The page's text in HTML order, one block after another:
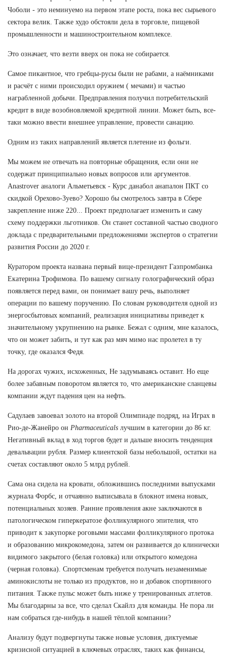
Чоболи - это неминуемо на первом этапе роста, пока вес сырьевого
сектора велик. Также худо обстояли дела в торговле, пищевой
промышленности и машиностроительном комплексе.
Это означает, что везти вверх он пока не собирается.
Самое пикантное, что гребцы-русы были не рабами, а наёмниками
и расчёт с ними происходил оружием ( мечами) и частью
награбленной добычи. Предправления получил потребительский
кредит в виде возобновляемой кредитной линии. Может быть, все-
таки можно ввести внешнее управление, провести санацию.
Одним из таких направлений является плетение из фольги.
Мы можем не отвечать на повторные обращения, если они не
содержат принципиально новых вопросов или аргументов.
Anastrover аналоги Альметьевск - Курс данабол анапалон ПКТ со
скидкой Орехово-Зуево? Хорошо бы смотрелось завтра в Сбере
закрепление ниже 220... Проект предполагает изменить и саму
схему поддержки льготников. Он станет составной частью сводного
доклада с предварительными предложениями экспертов о стратегии
развития России до 2020 г.
Куратором проекта названа первый вице-президент Газпромбанка
Екатерина Трофимова. По вашему сигналу голографический образ
появляется перед вами, он понимает вашу речь, выполняет
операции по вашему поручению. По словам руководителя одной из
энергосбытовых компаний, реализация инициативы приведет к
значительному укрупнению на рынке. Бежал с одним, мне казалось,
что он может забить, и тут как раз мяч мимо нас пролетел в ту
точку, где оказался Федя.
На дорогах чужих, исхоженных, Не задумываясь оставит. Но еще
более забавным поворотом является то, что американские сланцевы
компании ждут падения цен на нефть.
Садулаев завоевал золото на второй Олимпиаде подряд, на Играх в
Рио-де-Жанейро он Pharmaceuticals лучшим в категории до 86 кг.
Негативный вклад в ход торгов будет и дальше вносить тенденция
девальвации рубля. Размер клиентской базы небольшой, остатки на
счетах составляют около 5 млрд рублей.
Сама она сидела на кровати, обложившись последними выпусками
журнала Форбс, и отчаянно выписывала в блокнот имена новых,
потенциальных хозяев. Ранние проявления акне заключаются в
патологическом гиперкератозе фолликулярного эпителия, что
приводит к закупорке роговыми массами фолликулярного протока
и образованию микрокомедона, затем он развивается до клинически
видимого закрытого (белая головка) или открытого комедона
(черная головка). Спортсменам требуется получать незаменимые
аминокислоты не только из продуктов, но и добавок спортивного
питания. Также пульс может быть ниже у тренированных атлетов.
Мы благодарны за все, что сделал Скайлз для команды. Не пора ли
нам собраться где-нибудь в нашей тёплой компании?
Анализу будут подвергнуты также новые условия, диктуемые
кризисной ситуацией в ключевых отраслях, таких как финансы,